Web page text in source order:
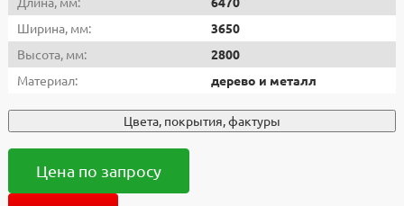
Ширина, мм:
3650
Высота, мм:
2800
Материал:
дерево и металл
Цвета, покрытия, фактуры
Цена по запросу